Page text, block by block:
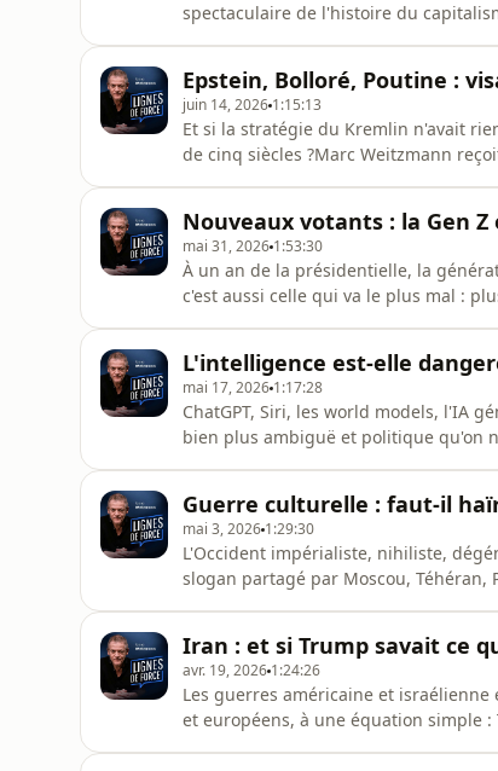
spectaculaire de l'histoire du
marché n'est pa
Epstein, Bolloré, Poutine :
juin 14, 2026 1:15:13
Et si la stratégie du Kremlin n'avait
de cinq siècles ?Marc Weitzmann
Nouveaux votants : la Gen
mai 31, 2026 1:53:30
À un an de la présidentielle, la
c'est aussi celle qui va le plus mal :
L'intelligence est-elle
mai 17, 2026 1:17:28
ChatGPT, Siri, les world models, l'IA
bien plus ambiguë et politique qu'on
profondément autorit
Guerre culturelle : faut-il
mai 3, 2026 1:29:30
L'Occident impérialiste, nihiliste,
slogan partagé par Moscou,
Pou
Iran : et si Trump savait ce
avr. 19, 2026 1:24:26
Les guerres américaine et
et européens, à une équation simple